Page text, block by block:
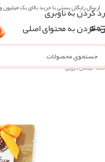
رد کردن به ناوبری
رد کردن به محتوای اصلی
ارسال رایگان پستی با خرید بالای یک
منو
خانه/گیاهان دارویی